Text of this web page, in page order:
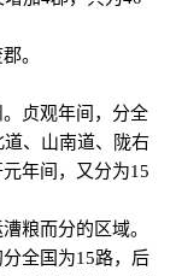
。
贞观年间，分全
、山南道、陇右
年间，又分为15
粮而分的区域。
全国为15路，后